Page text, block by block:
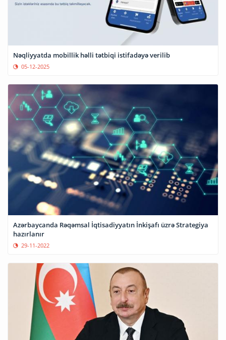
Nəqliyyatda mobillik həlli tətbiqi istifadəyə verilib
05-12-2025
Azərbaycanda Rəqəmsal İqtisadiyyatın İnkişafı üzrə Strategiya
hazırlanır
29-11-2022